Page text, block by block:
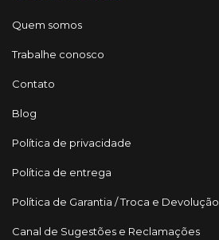
Quem somos
Trabalhe conosco
Contato
Blog
Política de privacidade
Política de entrega
Política de Garantia / Troca e Devolução
Canal de Sugestões e Reclamações